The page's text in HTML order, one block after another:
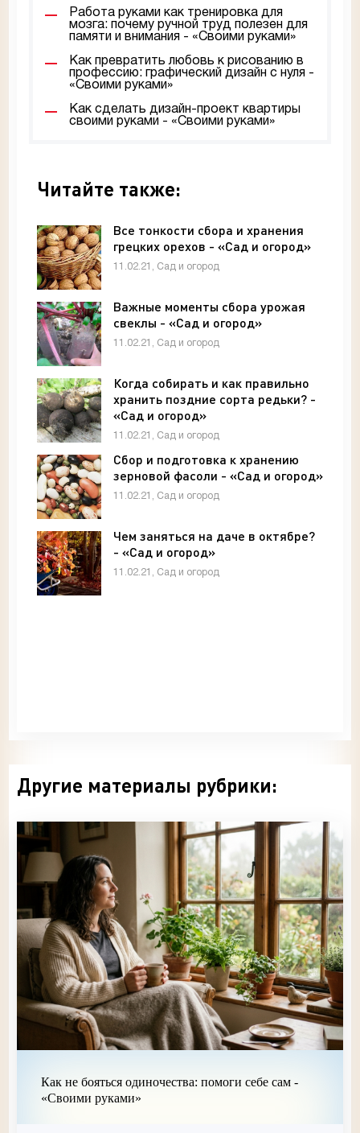
Работа руками как тренировка для
мозга: почему ручной труд полезен для
памяти и внимания - «Своими руками»
Как превратить любовь к рисованию в
профессию: графический дизайн с нуля -
«Своими руками»
Как сделать дизайн-проект квартиры
своими руками - «Своими руками»
Читайте также:
Все тонкости сбора и хранения
грецких орехов - «Сад и огород»
11.02.21, Сад и огород
Важные моменты сбора урожая
свеклы - «Сад и огород»
11.02.21, Сад и огород
Когда собирать и как правильно
хранить поздние сорта редьки? -
«Сад и огород»
11.02.21, Сад и огород
Сбор и подготовка к хранению
зерновой фасоли - «Сад и огород»
11.02.21, Сад и огород
Чем заняться на даче в октябре?
- «Сад и огород»
11.02.21, Сад и огород
Другие материалы рубрики:
Как не бояться одиночества: помоги себе сам -
«Своими руками»